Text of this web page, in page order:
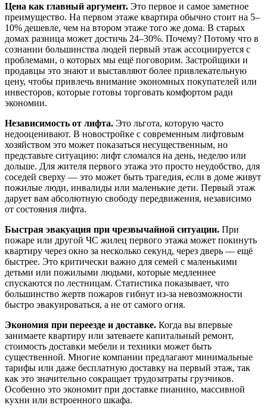
Цена как главный аргумент. Это первое и самое заметное
преимущество. На первом этаже квартира обычно стоит на 5–
10% дешевле, чем на втором этаже того же дома. В старых
домах разница может достичь 24–30%. Почему? Потому что в
сознании большинства людей первый этаж ассоциируется с
проблемами, о которых мы ещё поговорим. Застройщики и
продавцы это знают и выставляют более привлекательную
цену, чтобы привлечь внимание экономных покупателей или
инвесторов, которые готовы торговать комфортом ради
экономии.
Независимость от лифта. Это льгота, которую часто
недооценивают. В новостройке с современным лифтовым
хозяйством это может показаться несущественным, но
представьте ситуацию: лифт сломался на день, неделю или
дольше. Для жителя первого этажа это просто неудобство, для
соседей сверху — это может быть трагедия, если в доме живут
пожилые люди, инвалиды или маленькие дети. Первый этаж
дарует вам абсолютную свободу передвижения, независимо
от состояния лифта.
Быстрая эвакуация при чрезвычайной ситуации. При
пожаре или другой ЧС жилец первого этажа может покинуть
квартиру через окно за несколько секунд, через дверь — ещё
быстрее. Это критически важно для семей с маленькими
детьми или пожилыми людьми, которые медленнее
спускаются по лестницам. Статистика показывает, что
большинство жертв пожаров гибнут из-за невозможности
быстро эвакуироваться, а не от самого огня.
Экономия при переезде и доставке. Когда вы впервые
занимаете квартиру или затеваете капитальный ремонт,
стоимость доставки мебели и техники может быть
существенной. Многие компании предлагают минимальные
тарифы или даже бесплатную доставку на первый этаж, так
как это значительно сокращает трудозатраты грузчиков.
Особенно это экономит при доставке пианино, массивной
кухни или встроенного шкафа.